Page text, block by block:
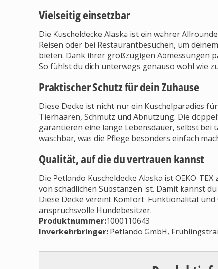
Vielseitig einsetzbar
Die Kuscheldecke Alaska ist ein wahrer
Reisen oder bei Restaurantbesuchen, um
bieten. Dank ihrer größzügigen Abmessungen
So fühlst du dich unterwegs genauso wohl wie
Praktischer Schutz für dein Zuhause
Diese Decke ist nicht nur ein Kuschelparadies
Tierhaaren, Schmutz und Abnutzung. Die
garantieren eine lange Lebensdauer, selbst bei
waschbar, was die Pflege besonders einfach
Qualität, auf die du vertrauen kannst
Die Petlando Kuscheldecke Alaska ist OEKO-
von schädlichen Substanzen ist. Damit kannst
Diese Decke vereint Komfort, Funktionalität
anspruchsvolle Hundebesitzer.
Produktnummer:1000110643
Inverkehrbringer: Petlando GmbH,